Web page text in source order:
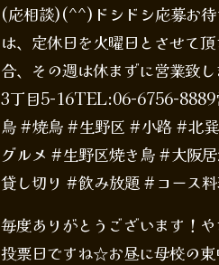
(応相談)(^^)ドシドシ応募お
は、定休日を火曜日とさせて
合、その週は休まずに営業致
3丁目5-16TEL:06-6756-8889
鳥 #焼鳥 #生野区 #小路 #北
グルメ #生野区焼き鳥 #大阪
貸し切り #飲み放題 #コース
毎度ありがとうございます！
投票日ですね☆お昼に母校の